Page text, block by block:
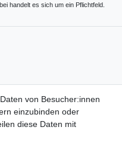
handelt es sich um ein Pflichtfeld.
von Besucher:innen
einzubinden oder
diese Daten mit